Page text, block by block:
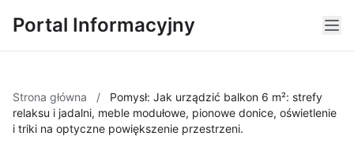
Portal Informacyjny
Strona główna /
Pomysł: Jak urządzić balkon 6 m²: strefy
relaksu i jadalni, meble modułowe, pionowe donice, oświetlenie
i triki na optyczne powiększenie przestrzeni.